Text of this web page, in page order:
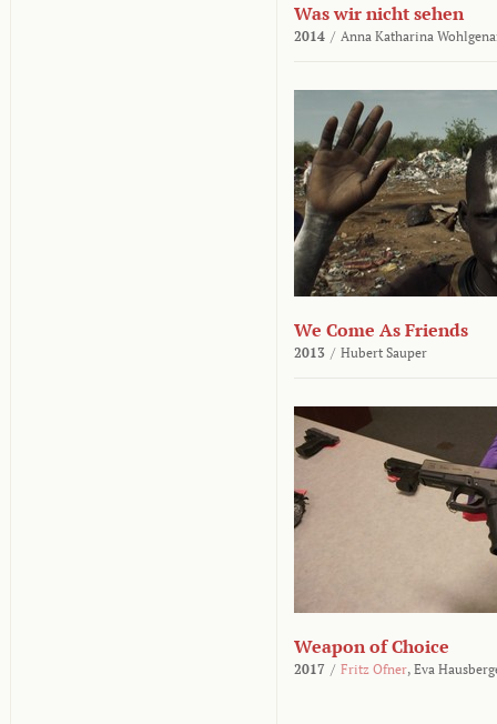
Was wir nicht sehen
2014 / Anna Katharina
We Come As Friends
2013 / Hubert Sauper
Weapon of Choice
2017 / Fritz Ofner, Eva